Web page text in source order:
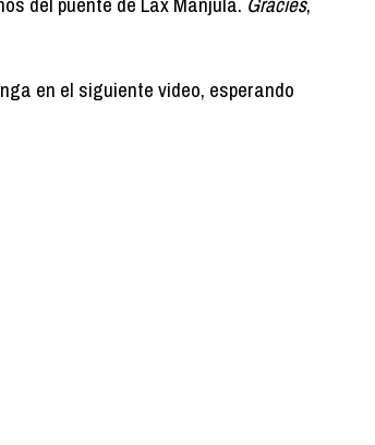
en el siguiente video, esperando